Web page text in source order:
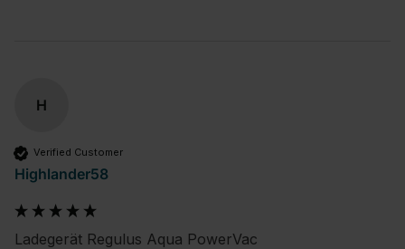
H
Verified Customer
Highlander58
Ladegerät Regulus Aqua PowerVac